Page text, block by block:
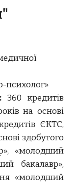
"
психолог»
360 кредитів
на основі
ЄКТС,
здобутого
«молодший
бакалавр»,
«молодший